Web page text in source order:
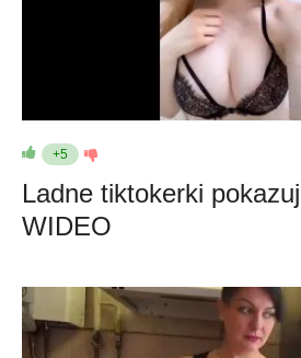
+5
Ladne tiktokerki
WIDEO